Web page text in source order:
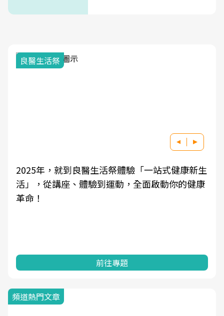
良醫生活祭
2025年，就到良醫生活祭體驗「一站式健康新生
活」，從講座、體驗到運動，全面啟動你的健康
革命！
前往專題
頻道熱門文章